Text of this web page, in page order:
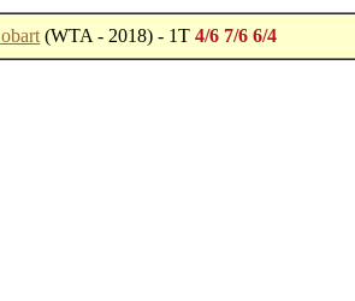
(WTA - 2018) - 1T4/6 7/6 6/4